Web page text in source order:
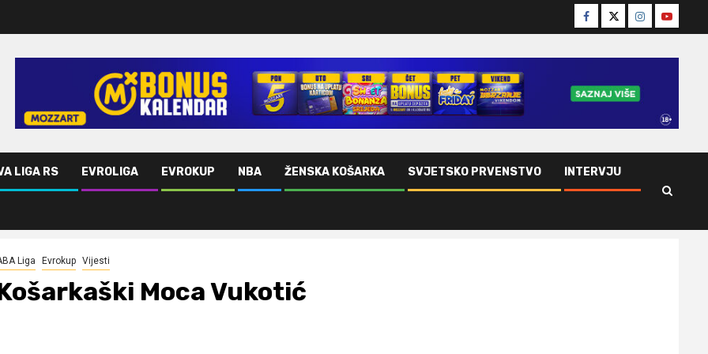
Facebook
TwitterInstagram
Youtube
LIGA RS EVROLIGA EVROKUP NBA ŽENSKA KOŠARKA SVJETSKO PRVENSTVO INTERVJU
Liga Evrokup Vijesti
Moca Vukotić